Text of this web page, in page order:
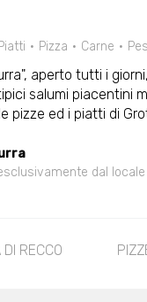
Pizza Carne
aperto tutti i
salumi piacentini
pizze ed i piatti di
dal
RECCO